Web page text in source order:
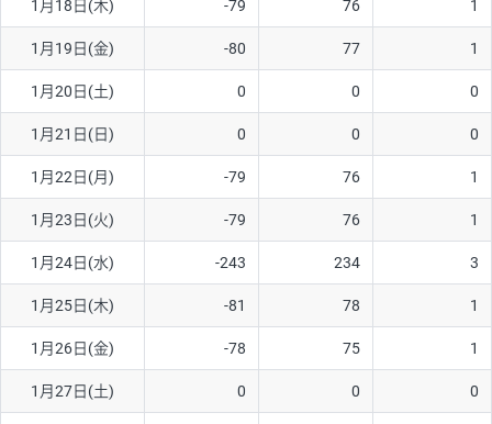
1月18日(木) -79 76 1
1月19日(金) -80 77 1
1月20日(土) 0 0 0
1月21日(日) 0 0 0
1月22日(月) -79 76 1
1月23日(火) -79 76 1
1月24日(水) -243 234 3
1月25日(木) -81 78 1
1月26日(金) -78 75 1
1月27日(土) 0 0 0